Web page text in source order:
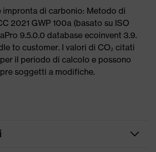
impronta di carbonio: Metodo di
2021 GWP 100a (basato su ISO
9.5.0.0 database ecoinvent 3.9.
to customer. I valori di CO₂ citati
il periodo di calcolo e possono
soggetti a modifiche.